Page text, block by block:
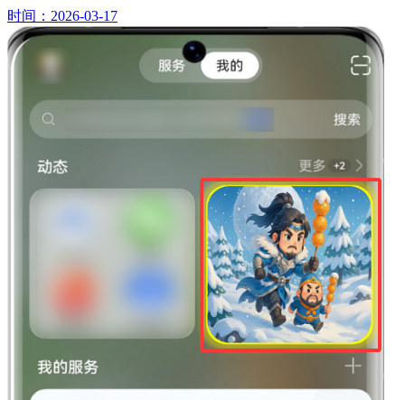
时间：2026-03-17